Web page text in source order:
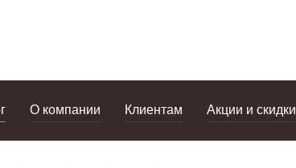
О компании Клиентам Акции и скидки